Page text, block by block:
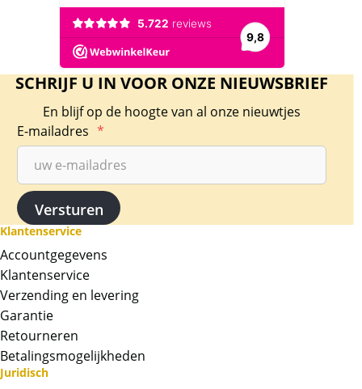
SCHRIJF U IN VOOR ONZE NIEUWSBRIEF
En blijf op de hoogte van al onze nieuwtjes
E-mailadres *
Klantenservice
Accountgegevens
Klantenservice
Verzending en levering
Garantie
Retourneren
Betalingsmogelijkheden
Juridisch